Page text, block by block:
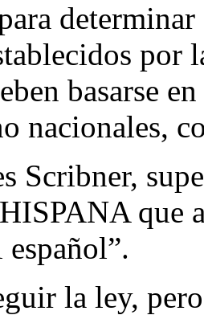
por
basarse
nacionales,
Scribner,
que
la ley,